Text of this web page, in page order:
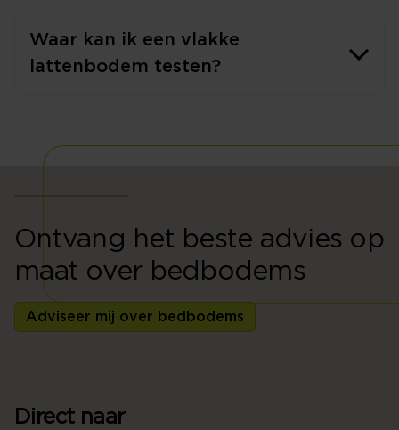
Waar kan ik een vlakke
lattenbodem testen?
Ontvang het beste advies op
maat over bedbodems
Adviseer mij over bedbodems
Direct naar